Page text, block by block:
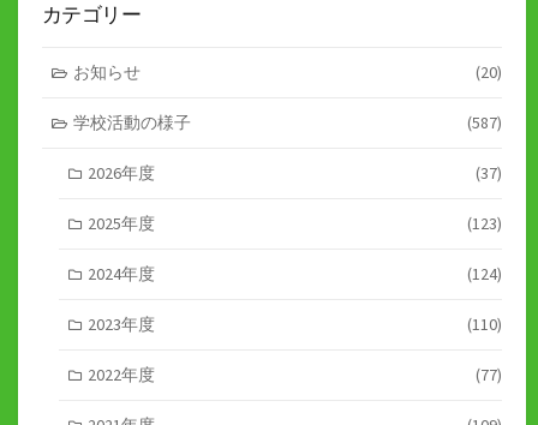
カテゴリー
お知らせ (20)
学校活動の様子 (587)
2026年度 (37)
2025年度 (123)
2024年度 (124)
2023年度 (110)
2022年度 (77)